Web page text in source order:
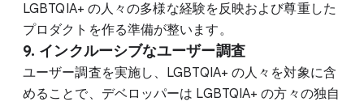
LGBTQIA+ の人々の多様な経験を反映および尊重した
プロダクトを作る準備が整います。
9. インクルーシブなユーザー調査
ユーザー調査を実施し、LGBTQIA+ の人々を対象に含
めることで、デベロッパーは LGBTQIA+ の方々の独自